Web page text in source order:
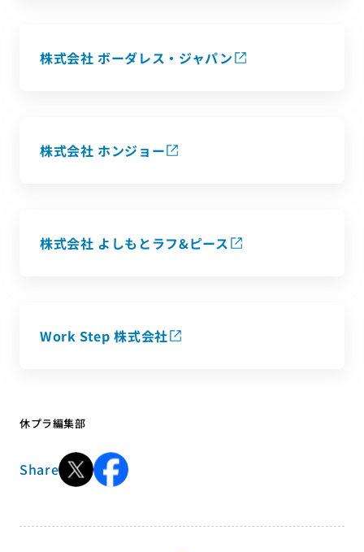
株式会社 ボーダレス・ジャパン
株式会社 ホンジョー
株式会社 よしもとラフ&ピース
Work Step 株式会社
休プラ編集部
Share